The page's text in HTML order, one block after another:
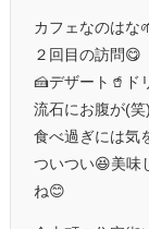
カフェなのはな
２回目の訪問😋
🍰デザート🥤ド
流石にお腹が(笑)
食べ過ぎには気
ついつい😆美味
ね😊